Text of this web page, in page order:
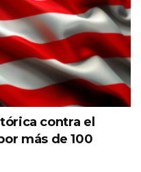
contra el
más de 100